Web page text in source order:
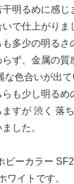
明るめに感じ
で仕上がりま
多少の明るさ
ず、金属の質
色合いが出て
も少し明るめ
すが 渋く 落
した。
ビーカラー
ワイトです。